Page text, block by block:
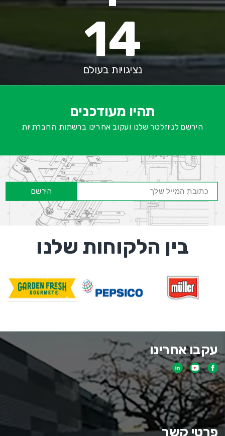
14
נציגויות בעולם
תהיו מעודכנים
הירשם לניוזלטר שלנו ועקוב אחרינו ברשתות החברתיות
הירשם
בין הלקוחות שלנו
עקבו אחרינו
פרטי קשר